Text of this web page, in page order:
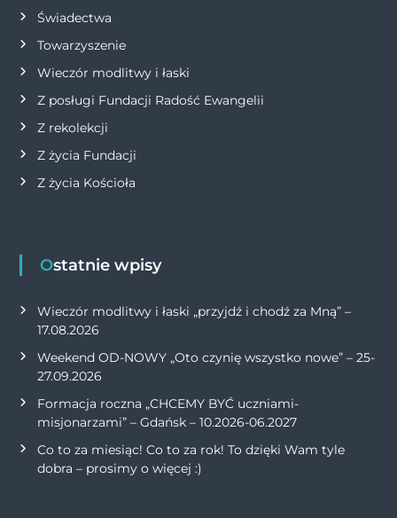
Świadectwa
Towarzyszenie
Wieczór modlitwy i łaski
Z posługi Fundacji Radość Ewangelii
Z rekolekcji
Z życia Fundacji
Z życia Kościoła
Ostatnie wpisy
Wieczór modlitwy i łaski „przyjdź i chodź za Mną” –
17.08.2026
Weekend OD-NOWY „Oto czynię wszystko nowe” – 25-
27.09.2026
Formacja roczna „CHCEMY BYĆ uczniami-
misjonarzami” – Gdańsk – 10.2026-06.2027
Co to za miesiąc! Co to za rok! To dzięki Wam tyle
dobra – prosimy o więcej :)